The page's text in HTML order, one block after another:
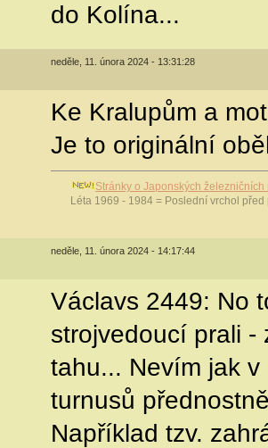
do Kolína...
neděle, 11. února 2024 - 13:31:28
Ke Kralupům a
Je to originální
Stránky o Japonských
Léta 1969 - 1984 = Poslední vrchol
neděle, 11. února 2024 - 14:17:44
Václavs 2449: No
strojvedoucí prali -
tahu... Nevím jak
turnusů
Například tzv.